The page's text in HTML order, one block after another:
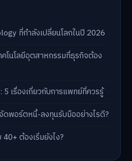
ที่กำลังเปลี่ยนโลกในปี 2026
โนโลยีอุตสาหกรรมที่ธุรกิจต้อง
เรื่องเกี่ยวกับการแพทย์ที่ควรรู้
ดพอร์ตหนี้-ลงทุนรับมืออย่างไรดี?
ต้องเริ่มยังไง?